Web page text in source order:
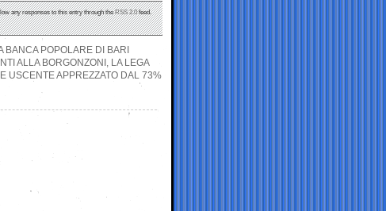
any responses to this entry through theRSS 2.0feed.
POPOLARE DI BARI
ALLA BORGONZONI, LA LEGA
USCENTE APPREZZATO DAL 73%